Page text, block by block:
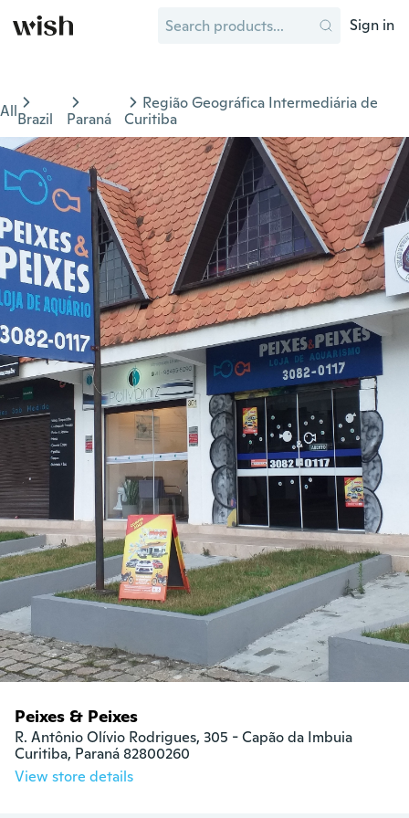
Sign in
AllBrazil Paraná
Região Geográfica Intermediária de
Curitiba
Peixes & Peixes
R. Antônio Olívio Rodrigues, 305 - Capão da Imbuia
Curitiba, Paraná 82800260
View store details